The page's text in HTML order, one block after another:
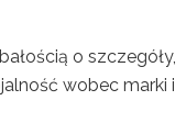
o szczegóły,
wobec marki i